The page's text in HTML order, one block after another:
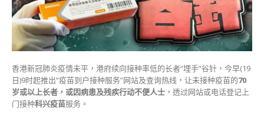
未
接
种
今
起
上
门
打
针
香港新冠肺炎疫情未平，港府续向接种率低的长者“埋手”谷针，今早(19
日)9时起推出“疫苗到户接种服务”网站及查询热线，让未接种疫苗的70
岁或以上长者，或因病患及残疾行动不便人士 ，透过网站或电话登记上
门接种科兴疫苗服务。